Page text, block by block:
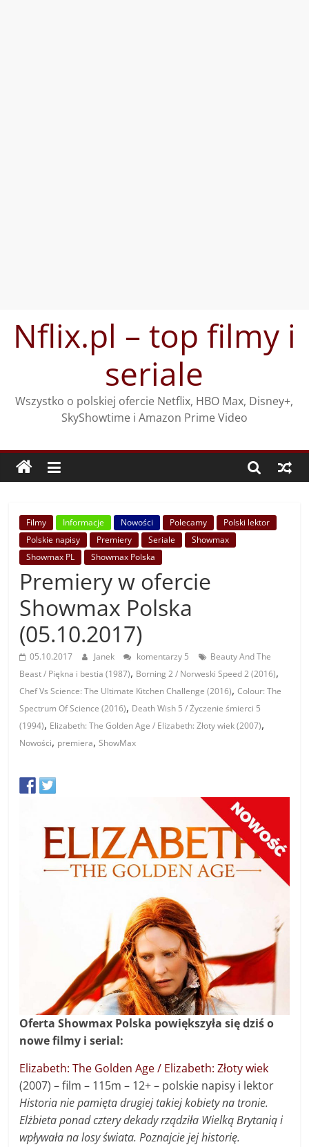
treściNflix.pl – top filmy i
seriale
Wszystko o polskiej ofercie Netflix, HBO Max, Disney+,
SkyShowtime i Amazon Prime Video
Filmy Informacje Nowości Polecamy
Polski lektor
Polskie napisy
Premiery Seriale
Showmax
Showmax PL
Showmax Polska
Premiery w ofercie
Showmax Polska
(05.10.2017)
05.10.2017 Janek komentarzy 5
Beauty And The
Beast / Piękna i bestia (1987), Borning 2 / Norweski Speed 2 (2016),
Chef Vs Science: The Ultimate Kitchen Challenge (2016),Colour: The
Spectrum Of Science (2016), Death Wish 5 / Życzenie śmierci 5
(1994), Elizabeth: The Golden Age / Elizabeth: Złoty wiek (2007),
Nowości, premiera,ShowMax
Oferta Showmax Polska powiększyła się dziś o
nowe filmy i serial:
Elizabeth: The Golden Age / Elizabeth: Złoty wiek
(2007) – film – 115m – 12+ – polskie napisy i lektor
Historia nie pamięta drugiej takiej kobiety na tronie.
Elżbieta ponad cztery dekady rządziła Wielką Brytanią i
wpływała na losy świata. Poznajcie jej historię.